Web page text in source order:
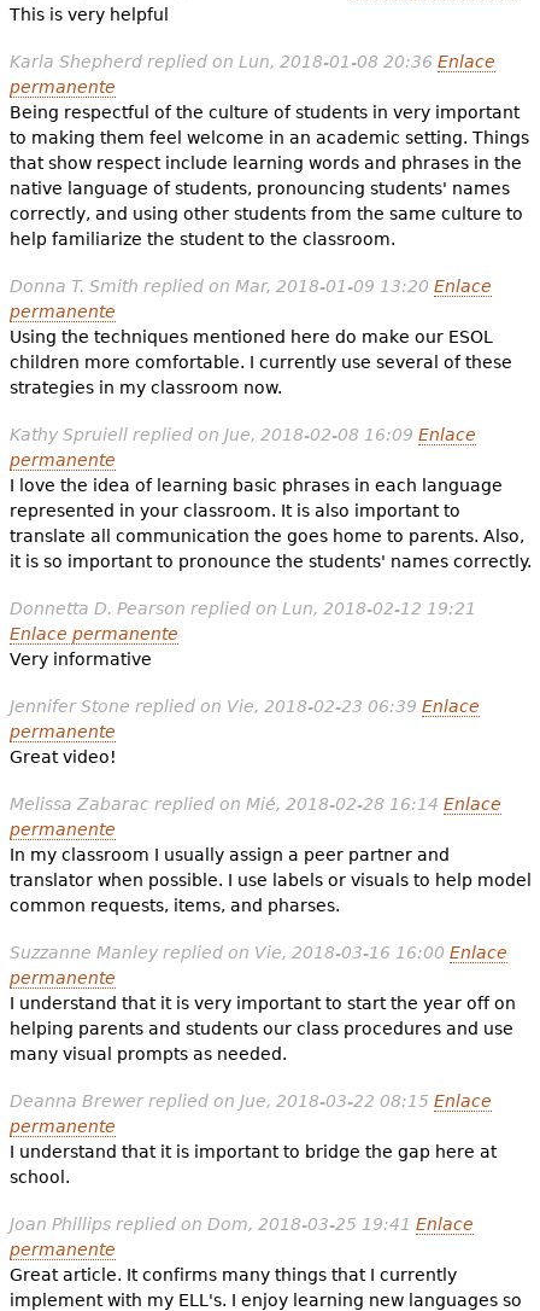
This is very helpful
Karla Shepherdreplied on Lun, 2018-01-08 20:36 Enlace
permanente
Being respectful of the culture of students in very important
to making them feel welcome in an academic setting. Things
that show respect include learning words and phrases in the
native language of students, pronouncing students' names
correctly, and using other students from the same culture to
help familiarize the student to the classroom.
Donna T. Smith replied on Mar, 2018-01-09 13:20 Enlace
permanente
Using the techniques mentioned here do make our ESOL
children more comfortable. I currently use several of these
strategies in my classroom now.
Kathy Spruiellreplied on Jue, 2018-02-08 16:09 Enlace
permanente
I love the idea of learning basic phrases in each language
represented in your classroom. It is also important to
translate all communication the goes home to parents. Also,
it is so important to pronounce the students' names correctly.
Donnetta D. Pearson replied on Lun, 2018-02-12 19:21
Enlace permanente
Very informative
Jennifer Stone replied on Vie, 2018-02-23 06:39 Enlace
permanente
Great video!
Melissa Zabaracreplied on Mié, 2018-02-28 16:14 Enlace
permanente
In my classroom I usually assign a peer partner and
translator when possible. I use labels or visuals to help model
common requests, items, and pharses.
Suzzanne Manleyreplied on Vie, 2018-03-16 16:00 Enlace
permanente
I understand that it is very important to start the year off on
helping parents and students our class procedures and use
many visual prompts as needed.
Deanna Brewerreplied on Jue, 2018-03-22 08:15 Enlace
permanente
I understand that it is important to bridge the gap here at
school.
Joan Phillipsreplied on Dom, 2018-03-25 19:41 Enlace
permanente
Great article. It confirms many things that I currently
implement with my ELL's. I enjoy learning new languages so